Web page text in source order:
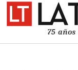
75 años